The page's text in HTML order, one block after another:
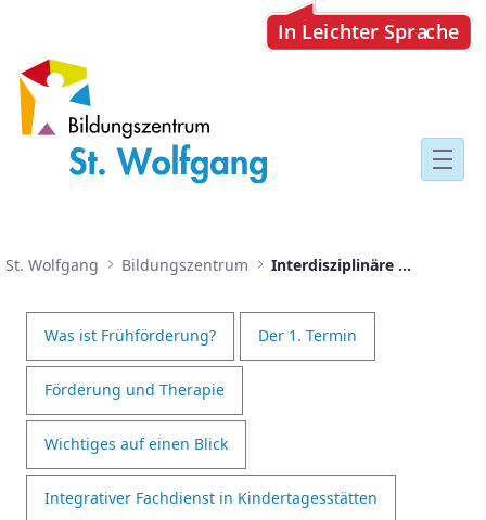
Interdisziplinäre
St. Wolfgang Bildungszentrum Interdisziplinäre Frühförderstelle
Was ist Frühförderung? Der 1. Termin
Förderung und Therapie
Wichtiges auf einen Blick
Integrativer Fachdienst in Kindertagesstätten